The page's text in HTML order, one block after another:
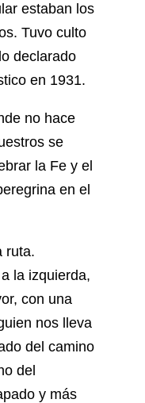
estaban los
Tuvo culto
declarado
en 1931.
no hace
se
la Fe y el
en el
ruta.
la izquierda,
con una
nos lleva
del camino
del
y más